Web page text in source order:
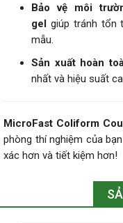
Bảo vệ môi
gel giúp tránh tổn
mẫu.
Sản xuất hoàn
nhất và hiệu suất
MicroFast Coliform
phòng thí nghiệm của
xác hơn và tiết kiệm hơn!